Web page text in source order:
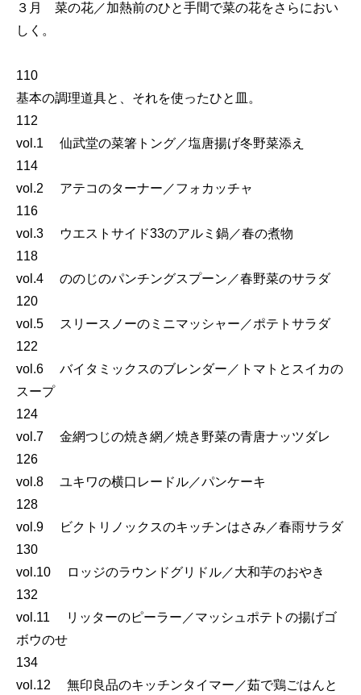
３月 菜の花／加熱前のひと手間で菜の花をさらにおい
しく。
110
基本の調理道具と、それを使ったひと皿。
112
vol.1 仙武堂の菜箸トング／塩唐揚げ冬野菜添え
114
vol.2 アテコのターナー／フォカッチャ
116
vol.3 ウエストサイド33のアルミ鍋／春の煮物
118
vol.4 ののじのパンチングスプーン／春野菜のサラダ
120
vol.5 スリースノーのミニマッシャー／ポテトサラダ
122
vol.6 バイタミックスのブレンダー／トマトとスイカの
スープ
124
vol.7 金網つじの焼き網／焼き野菜の青唐ナッツダレ
126
vol.8 ユキワの横口レードル／パンケーキ
128
vol.9 ビクトリノックスのキッチンはさみ／春雨サラダ
130
vol.10 ロッジのラウンドグリドル／大和芋のおやき
132
vol.11 リッターのピーラー／マッシュポテトの揚げゴ
ボウのせ
134
vol.12 無印良品のキッチンタイマー／茹で鶏ごはんと